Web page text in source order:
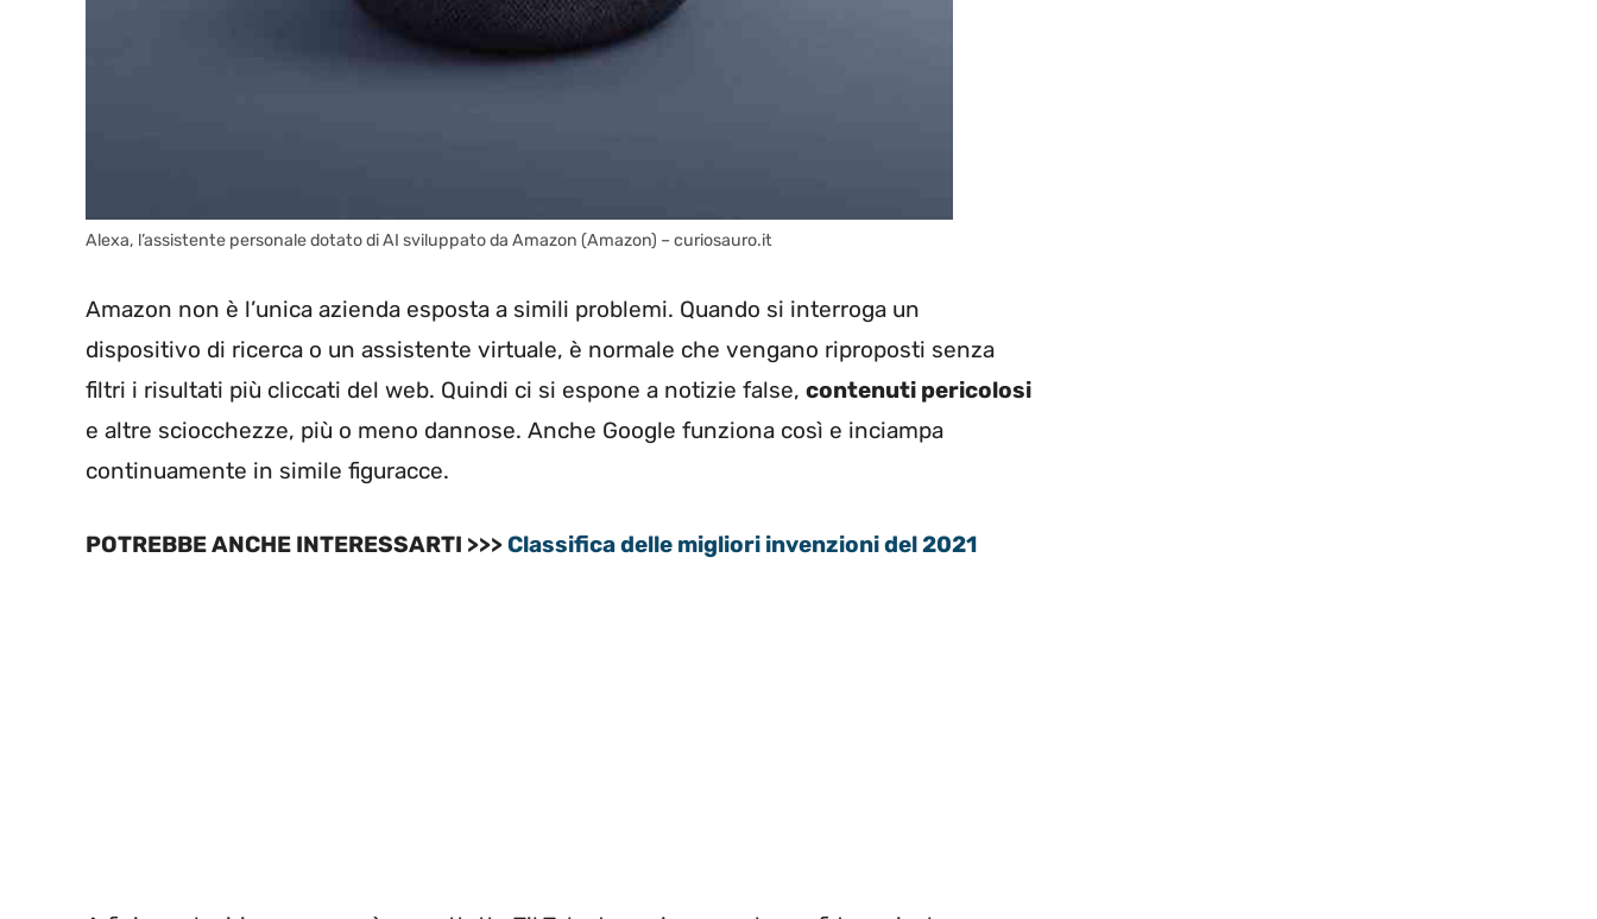
Alexa, l’assistente personale dotato di AI sviluppato da Amazon (Amazon) – curiosauro.it
Amazon non è l’unica azienda esposta a simili problemi. Quando si interroga un
dispositivo di ricerca o un assistente virtuale, è normale che vengano riproposti senza
filtri i risultati più cliccati del web. Quindi ci si espone a notizie false, contenuti pericolosi
e altre sciocchezze, più o meno dannose. Anche Google funziona così e inciampa
continuamente in simile figuracce.
POTREBBE ANCHE INTERESSARTI >>>Classifica delle migliori invenzioni del 2021